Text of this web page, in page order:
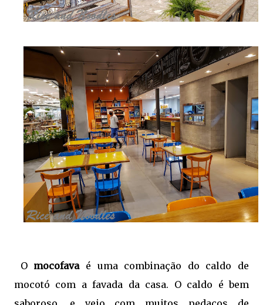
O mocofavaé uma combinação do caldo de
mocotó com a favada da casa. O caldo é bem